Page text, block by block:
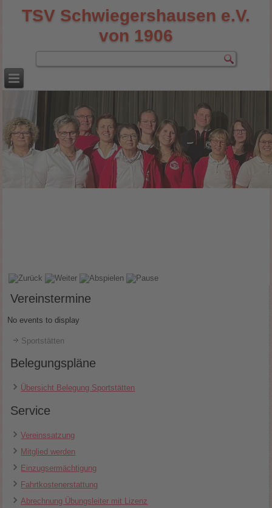
TSV Schwiegershausen e.V.
von 1906
Vereinstermine
No events to display
Sportstätten
Belegungspläne
Übersicht Belegung Sportstätten
Service
Vereinssatzung
Mitglied werden
Einzugsermächtigung
Fahrtkostenerstattung
Abrechnung Übungsleiter mit Lizenz